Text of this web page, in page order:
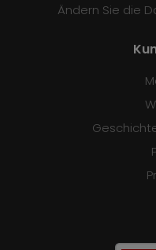
Ändern Sie die